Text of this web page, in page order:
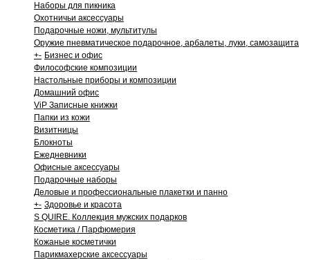
Наборы для пикника
Охотничьи аксессуары
Подарочные ножи, мультитулы
Оружие пневматическое подарочное, арбалеты, луки, самозащита
+- Бизнес и офис
Философские композиции
Настольные приборы и композиции
Домашний офис
ViP Записные книжки
Папки из кожи
Визитницы
Блокноты
Ежедневники
Офисные аксессуары
Подарочные наборы
Деловые и профессиональные плакетки и панно
+- Здоровье и красота
S QUIRE. Коллекция мужских подарков
Косметика / Парфюмерия
Кожаные косметички
Парикмахерские аксессуары